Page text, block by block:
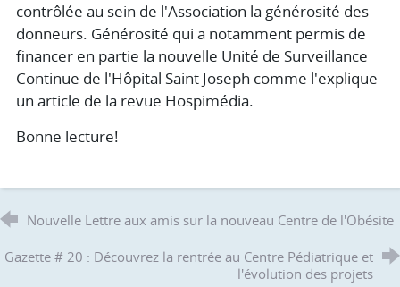
contrôlée au sein de l'Association la générosité des
donneurs. Générosité qui a notamment permis de
financer en partie la nouvelle Unité de Surveillance
Continue de l'Hôpital Saint Joseph comme l'explique
un article de la revue Hospimédia.
Bonne lecture!
Nouvelle Lettre aux amis sur la nouveau Centre de l'Obésite
Gazette # 20 : Découvrez la rentrée au Centre Pédiatrique et
l'évolution des projets